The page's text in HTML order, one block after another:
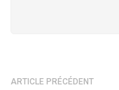
ARTICLE PRÉCÉDENT